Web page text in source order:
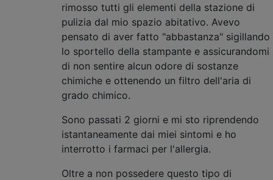
rimosso tutti gli elementi della stazione di
pulizia dal mio spazio abitativo. Avevo
pensato di aver fatto "abbastanza" sigillando
lo sportello della stampante e assicurandomi
di non sentire alcun odore di sostanze
chimiche e ottenendo un filtro dell'aria di
grado chimico.
Sono passati 2 giorni e mi sto riprendendo
istantaneamente dai miei sintomi e ho
interrotto i farmaci per l'allergia.
Oltre a non possedere questo tipo di